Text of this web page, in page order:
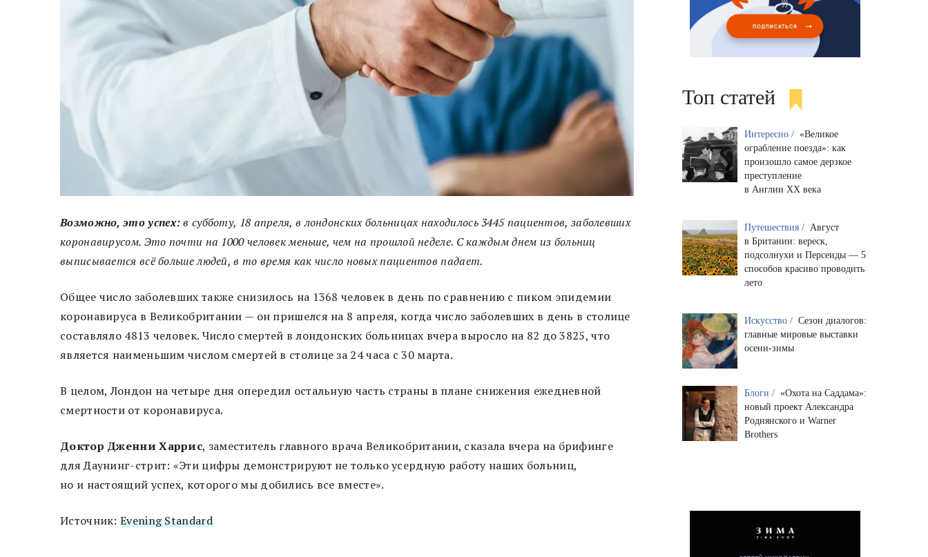
Возможно, это успех:в субботу, 18 апреля, в лондонских больницах находилось 3445 пациентов, заболевших
коронавирусом. Это почти на 1000 человек меньше, чем на прошлой неделе. С каждым днем из больниц
выписывается всё больше людей, в то время как число новых пациентов падает.
Общее число заболевших также снизилось на 1368 человек в день по сравнению с пиком эпидемии
коронавируса в Великобритании — он пришелся на 8 апреля, когда число заболевших в день в столице
составляло 4813 человек. Число смертей в лондонских больницах вчера выросло на 82 до 3825, что
является наименьшим числом смертей в столице за 24 часа с 30 марта.
В целом, Лондон на четыре дня опередил остальную часть страны в плане снижения ежедневной
смертности от коронавируса.
Доктор Дженни Харрис, заместитель главного врача Великобритании, сказала вчера на брифинге
для Даунинг-стрит: «Эти цифры демонстрируют не только усердную работу наших больниц,
но и настоящий успех, которого мы добились все вместе».
Источник: Evening Standard
Топ статей
Интересно / «Великое
ограбление поезда»: как
произошло самое дерзкое
преступление
в Англии XX века
Путешествия / Август
в Британии: вереск,
подсолнухи и Персеиды — 5
способов красиво проводить
лето
Искусство / Сезон диалогов:
главные мировые выставки
осени-зимы
Блоги / «Охота на Саддама»:
новый проект Александра
Роднянского и Warner
Brothers